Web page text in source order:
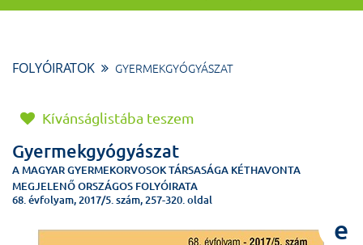
FOLYÓIRATOK GYERMEKGYÓGYÁSZAT
Kívánságlistába teszem
Gyermekgyógyászat
A MAGYAR GYERMEKORVOSOK TÁRSASÁGA KÉTHAVONTA
MEGJELENŐ ORSZÁGOS FOLYÓIRATA
68. évfolyam, 2017/5. szám, 257-320. oldal
e